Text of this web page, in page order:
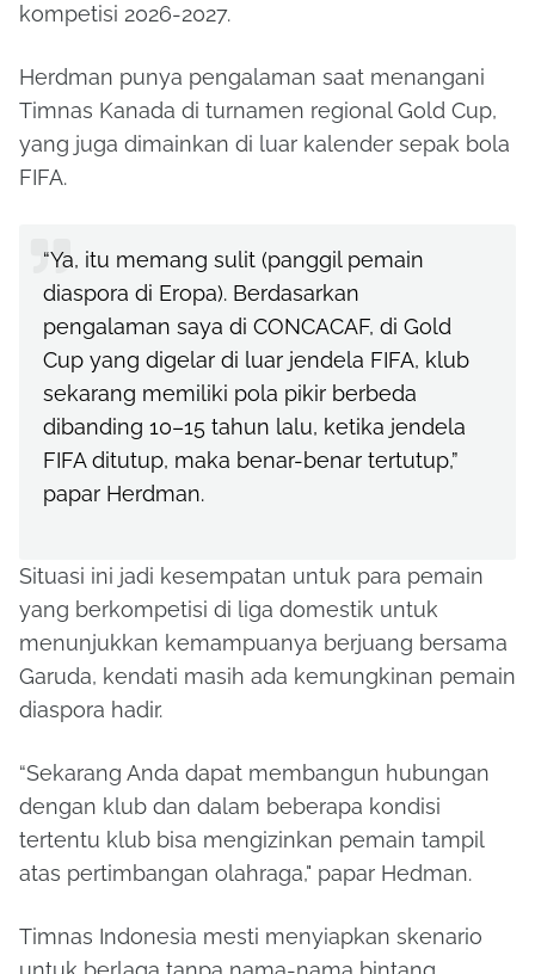
kompetisi 2026-2027.
Herdman punya pengalaman saat menangani
Timnas Kanada di turnamen regional Gold Cup,
yang juga dimainkan di luar kalender sepak bola
FIFA.
“Ya, itu memang sulit (panggil pemain
diaspora di Eropa). Berdasarkan
pengalaman saya di CONCACAF, di Gold
Cup yang digelar di luar jendela FIFA, klub
sekarang memiliki pola pikir berbeda
dibanding 10–15 tahun lalu, ketika jendela
FIFA ditutup, maka benar-benar tertutup,”
papar Herdman.
Situasi ini jadi kesempatan untuk para pemain
yang berkompetisi di liga domestik untuk
menunjukkan kemampuanya berjuang bersama
Garuda, kendati masih ada kemungkinan pemain
diaspora hadir.
“Sekarang Anda dapat membangun hubungan
dengan klub dan dalam beberapa kondisi
tertentu klub bisa mengizinkan pemain tampil
atas pertimbangan olahraga," papar Hedman.
Timnas Indonesia mesti menyiapkan skenario